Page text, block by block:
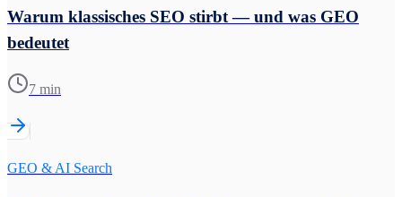
Warum klassisches SEO stirbt — und was GEO
bedeutet
7 min
GEO & AI Search